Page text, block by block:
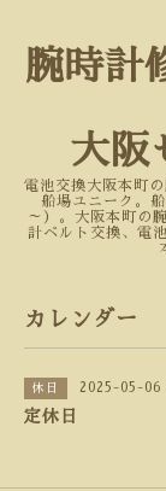
腕時計
大阪
電池交換大阪本町
船場ユニーク。
～）。大阪本町の
計ベルト交換、電
カレンダー
休日 2025-05-
定休日